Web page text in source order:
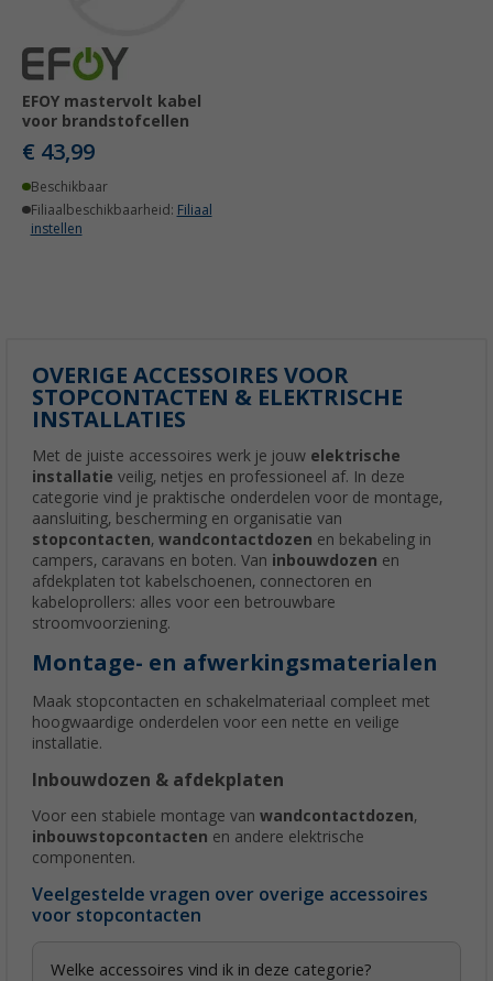
EFOY mastervolt kabel
voor brandstofcellen
€ 43,99
Beschikbaar
Filiaalbeschikbaarheid: Filiaal
instellen
OVERIGE ACCESSOIRES VOOR
STOPCONTACTEN & ELEKTRISCHE
INSTALLATIES
Met de juiste accessoires werk je jouw elektrische
installatie veilig, netjes en professioneel af. In deze
categorie vind je praktische onderdelen voor de montage,
aansluiting, bescherming en organisatie van
stopcontacten, wandcontactdozen en bekabeling in
campers, caravans en boten. Van inbouwdozen en
afdekplaten tot kabelschoenen, connectoren en
kabeloprollers: alles voor een betrouwbare
stroomvoorziening.
Montage- en afwerkingsmaterialen
Maak stopcontacten en schakelmateriaal compleet met
hoogwaardige onderdelen voor een nette en veilige
installatie.
Inbouwdozen & afdekplaten
Voor een stabiele montage van wandcontactdozen,
inbouwstopcontacten en andere elektrische
componenten.
Veelgestelde vragen over overige accessoires
voor stopcontacten
Welke accessoires vind ik in deze categorie?